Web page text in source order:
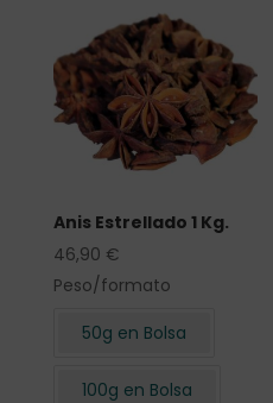
Anis Estrellado 1 Kg.
46,90 €
Peso/formato
50g en Bolsa
100g en Bolsa